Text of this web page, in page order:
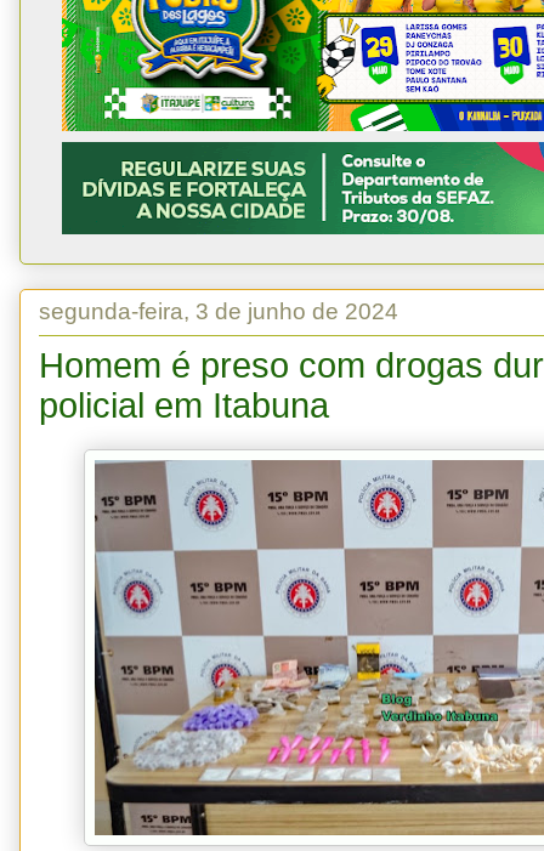
segunda-feira, 3 de junho de 2024
Homem é preso com drogas
policial em Itabuna